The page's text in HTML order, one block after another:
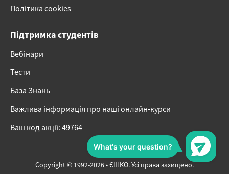
Політика cookies
Підтримка студентів
Вебінари
Тести
База Знань
Важлива інформація про наші онлайн-курси
Ваш код акції: 49764
Copyright © 1992-2026 • ЄШКО. Усі права захищено.